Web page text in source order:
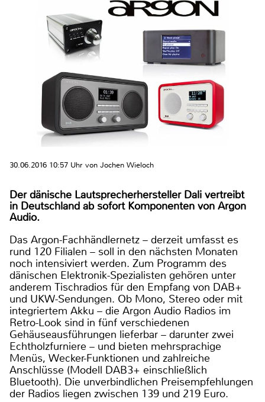
30.06.2016 10:57 Uhr von Jochen Wieloch
Der dänische Lautsprecherhersteller Dali vertreibt
in Deutschland ab sofort Komponenten von Argon
Audio.
Das Argon-Fachhändlernetz – derzeit umfasst es
rund 120 Filialen – soll in den nächsten Monaten
noch intensiviert werden. Zum Programm des
dänischen Elektronik-Spezialisten gehören unter
anderem Tischradios für den Empfang von DAB+
und UKW-Sendungen. Ob Mono, Stereo oder mit
integriertem Akku – die Argon Audio Radios im
Retro-Look sind in fünf verschiedenen
Gehäuseausführungen lieferbar – darunter zwei
Echtholzfurniere – und bieten mehrsprachige
Menüs, Wecker-Funktionen und zahlreiche
Anschlüsse (Modell DAB3+ einschließlich
Bluetooth). Die unverbindlichen Preisempfehlungen
der Radios liegen zwischen 139 und 219 Euro.